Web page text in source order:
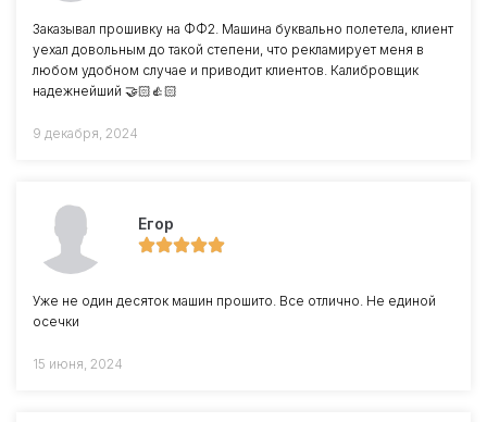
Заказывал прошивку на ФФ2. Машина буквально полетела, клиент
уехал довольным до такой степени, что рекламирует меня в
любом удобном случае и приводит клиентов. Калибровщик
надежнейший 🤝🏻👍🏻
9 декабря, 2024
Егор
Уже не один десяток машин прошито. Все отлично. Не единой
осечки
15 июня, 2024